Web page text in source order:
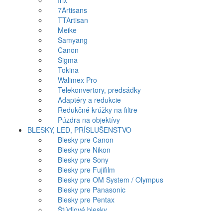
7Artisans
TTArtisan
Meike
Samyang
Canon
Sigma
Tokina
Walimex Pro
Telekonvertory, predsádky
Adaptéry a redukcie
Redukčné krúžky na filtre
Púzdra na objektívy
BLESKY, LED, PRÍSLUŠENSTVO
Blesky pre Canon
Blesky pre Nikon
Blesky pre Sony
Blesky pre Fujifilm
Blesky pre OM System / Olympus
Blesky pre Panasonic
Blesky pre Pentax